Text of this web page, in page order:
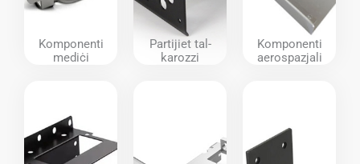
Komponenti
mediċi
Partijiet tal-
karozzi
Komponenti
aerospazjali